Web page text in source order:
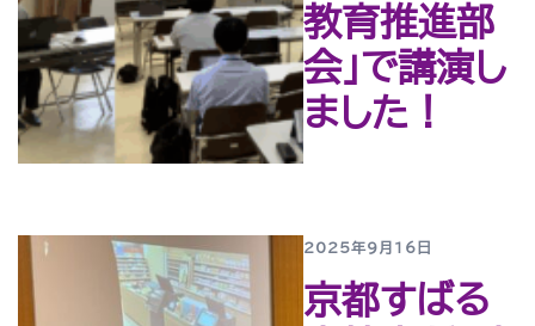
教育推進部
会」で講演し
ました！
2025年9月16日
京都すばる